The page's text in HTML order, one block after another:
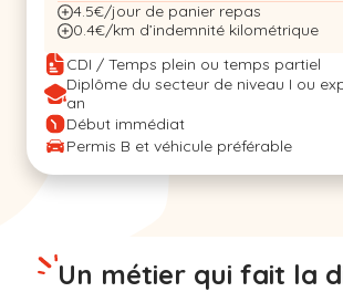
4.5€/jour de panier repas
0.4€/km d’indemnité kilométrique
CDI / Temps plein ou temps partiel
Diplôme du secteur de niveau I ou
an
Début immédiat
Permis B et véhicule préférable
Un métier qui fait la